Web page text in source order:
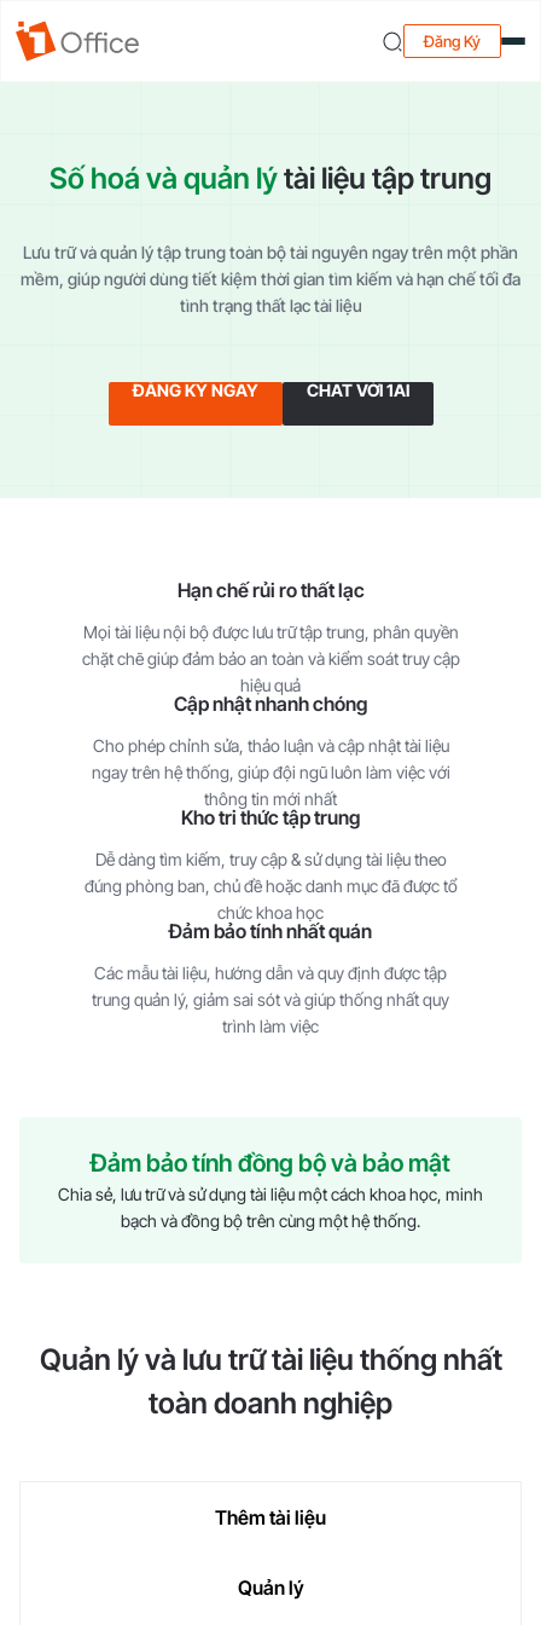
Đăng Ký
Số hoá và quản lýtài liệu tập trung
Lưu trữ và quản lý tập trung toàn bộ tài nguyên ngay trên một phần
mềm, giúpngười dùng tiết kiệm thời gian tìm kiếm và hạn chế tối đa
tình trạng thất lạc tài liệu
ĐĂNG KÝ NGAY CHAT VỚI 1AI
Hạn chế rủi ro thất lạc
Mọi tài liệu nội bộ được lưu trữ tập trung, phân quyền
chặt chẽ giúp đảm bảo an toàn và kiểm soát truy cập
hiệu quả
Cập nhật nhanh chóng
Cho phép chỉnh sửa, thảo luận và cậpnhật tài liệu
ngay trên hệ thống, giúp đội ngũ luôn làm việc với
thông tin mới nhất
Kho tri thức tập trung
Dễ dàng tìm kiếm, truy cập & sử dụng tài liệu theo
đúng phòng ban, chủ đề hoặcdanh mục đã được tổ
chức khoa học
Đảm bảo tính nhất quán
Các mẫu tài liệu, hướng dẫn và quy định được tập
trung quản lý, giảm sai sót vàgiúp thống nhất quy
trình làm việc
Đảm bảo tính đồng bộ và bảo mật
Chia sẻ, lưu trữ và sử dụng tài liệu một cách khoa học, minh
bạch và đồng bộ trên cùng một hệ thống.
Quản lý và lưu trữ tài liệu thống nhất
toàn doanh nghiệp
Thêm tài liệu
Quản lý